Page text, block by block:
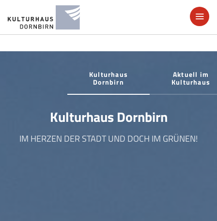
Kulturhaus
Dornbirn
Aktuell im
Kulturhaus
Kulturhaus Dornbirn
IM HERZEN DER STADT UND DOCH IM GRÜNEN!